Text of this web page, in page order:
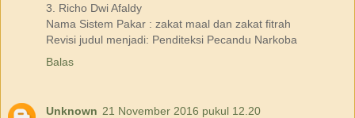
3. Richo Dwi Afaldy
Nama Sistem Pakar : zakat maal dan zakat fitrah
Revisi judul menjadi: Penditeksi Pecandu Narkoba
Balas
Unknown 21 November 2016 pukul 12.20